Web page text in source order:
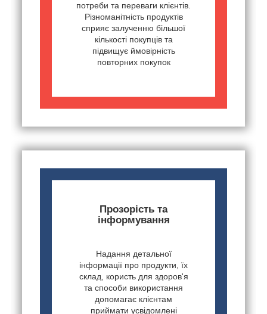
потреби та переваги клієнтів.
Різноманітність продуктів
сприяє залученню більшої
кількості покупців та
підвищує ймовірність
повторних покупок
Прозорість та
інформування
Надання детальної
інформації про продукти, їх
склад, користь для здоров'я
та способи використання
допомагає клієнтам
приймати усвідомлені